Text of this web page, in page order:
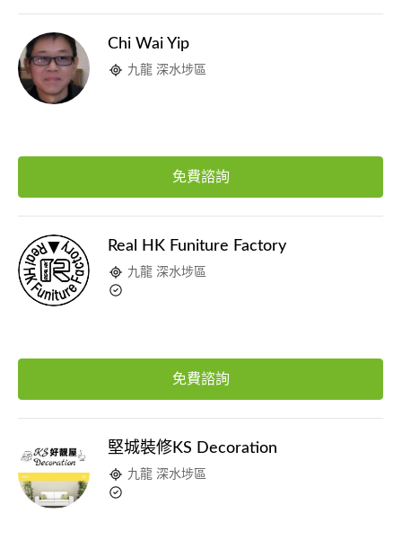
Chi Wai Yip
九龍 深水埗區
免費諮詢
Real HK Funiture Factory
九龍 深水埗區
免費諮詢
堅城裝修KS Decoration
九龍 深水埗區